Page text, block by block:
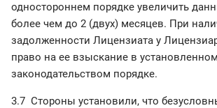
одностороннем порядке увеличить
более чем до 2 (двух) месяцев. При
задолженности Лицензиата у
право на ее взыскание в установленном
законодательством порядке.
3.7 Стороны установили, что